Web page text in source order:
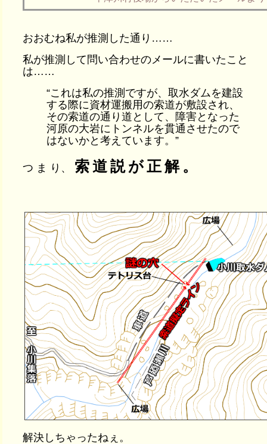
おおむね私が推測した通り……
私が推測して問い合わせのメールに書いたこと
は……
“これは私の推測ですが、取水ダムを建設
する際に資材運搬用の索道が敷設され、
その索道の通り道として、障害となった
河原の大岩にトンネルを貫通させたので
はないかと考えています。”
つ ま り、 索道説が正解。
解決しちゃったねぇ。